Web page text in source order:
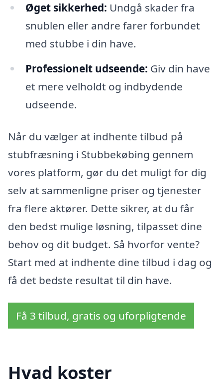
Øget sikkerhed: Undgå skader fra
snublen eller andre farer forbundet
med stubbe i din have.
Professionelt udseende: Giv din have
et mere velholdt og indbydende
udseende.
Når du vælger at indhente tilbud på
stubfræsning i Stubbekøbing gennem
vores platform, gør du det muligt for dig
selv at sammenligne priser og tjenester
fra flere aktører. Dette sikrer, at du får
den bedst mulige løsning, tilpasset dine
behov og dit budget. Så hvorfor vente?
Start med at indhente dine tilbud i dag og
få det bedste resultat til din have.
Få 3 tilbud, gratis og uforpligtende
Hvad koster